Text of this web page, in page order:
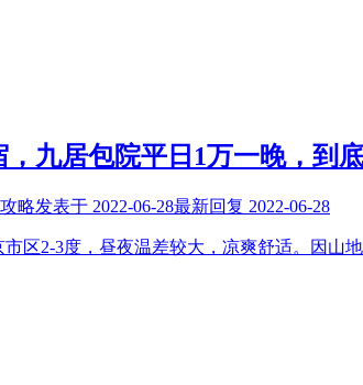
九居包院平日1万一晚，到
略发表于 2022-06-28最新回复 2022-06-28
区2-3度，昼夜温差较大，凉爽舒适。因山